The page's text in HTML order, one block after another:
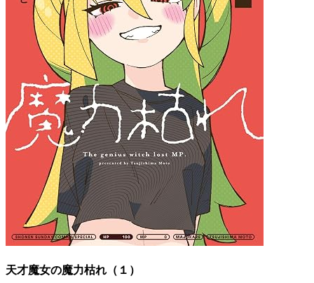
天才魔女の魔力枯れ（１）